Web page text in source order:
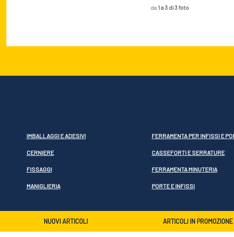
da1 a 3 di 3 foto
IMBALLAGGI E ADESIVI FERRAMENTA PER INFISSI E
CERNIERE CASSEFORTI E SERRATURE
FISSAGGI FERRAMENTA MINUTERIA
MANIGLIERIA PORTE E INFISSI
NUOVI ARTICOLI ARTICOLI IN PROMOZIONE